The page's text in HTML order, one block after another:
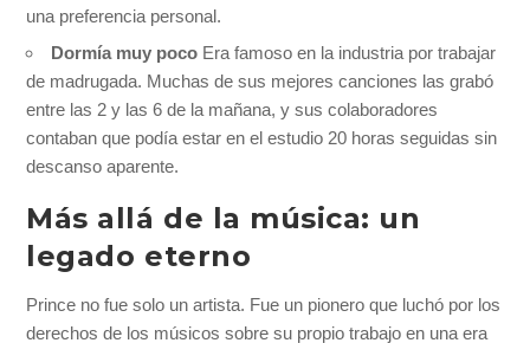
una preferencia personal.
Dormía muy poco Era famoso en la industria por trabajar
de madrugada. Muchas de sus mejores canciones las grabó
entre las 2 y las 6 de la mañana, y sus colaboradores
contaban que podía estar en el estudio 20 horas seguidas sin
descanso aparente.
Más allá de la música: un
legado eterno
Prince no fue solo un artista. Fue un pionero que luchó por los
derechos de los músicos sobre su propio trabajo en una era